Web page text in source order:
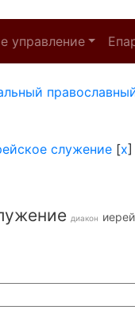
управление
служение [x]
диакон иерей